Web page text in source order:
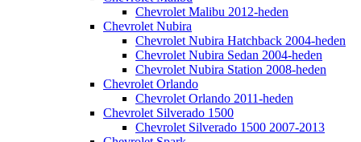
Chevrolet Malibu 2012-heden
Chevrolet Nubira
Chevrolet Nubira Hatchback 2004-heden
Chevrolet Nubira Sedan 2004-heden
Chevrolet Nubira Station 2008-heden
Chevrolet Orlando
Chevrolet Orlando 2011-heden
Chevrolet Silverado 1500
Chevrolet Silverado 1500 2007-2013